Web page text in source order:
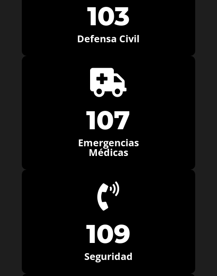
103
Defensa Civil

107
Emergencias
Médicas

109
Seguridad